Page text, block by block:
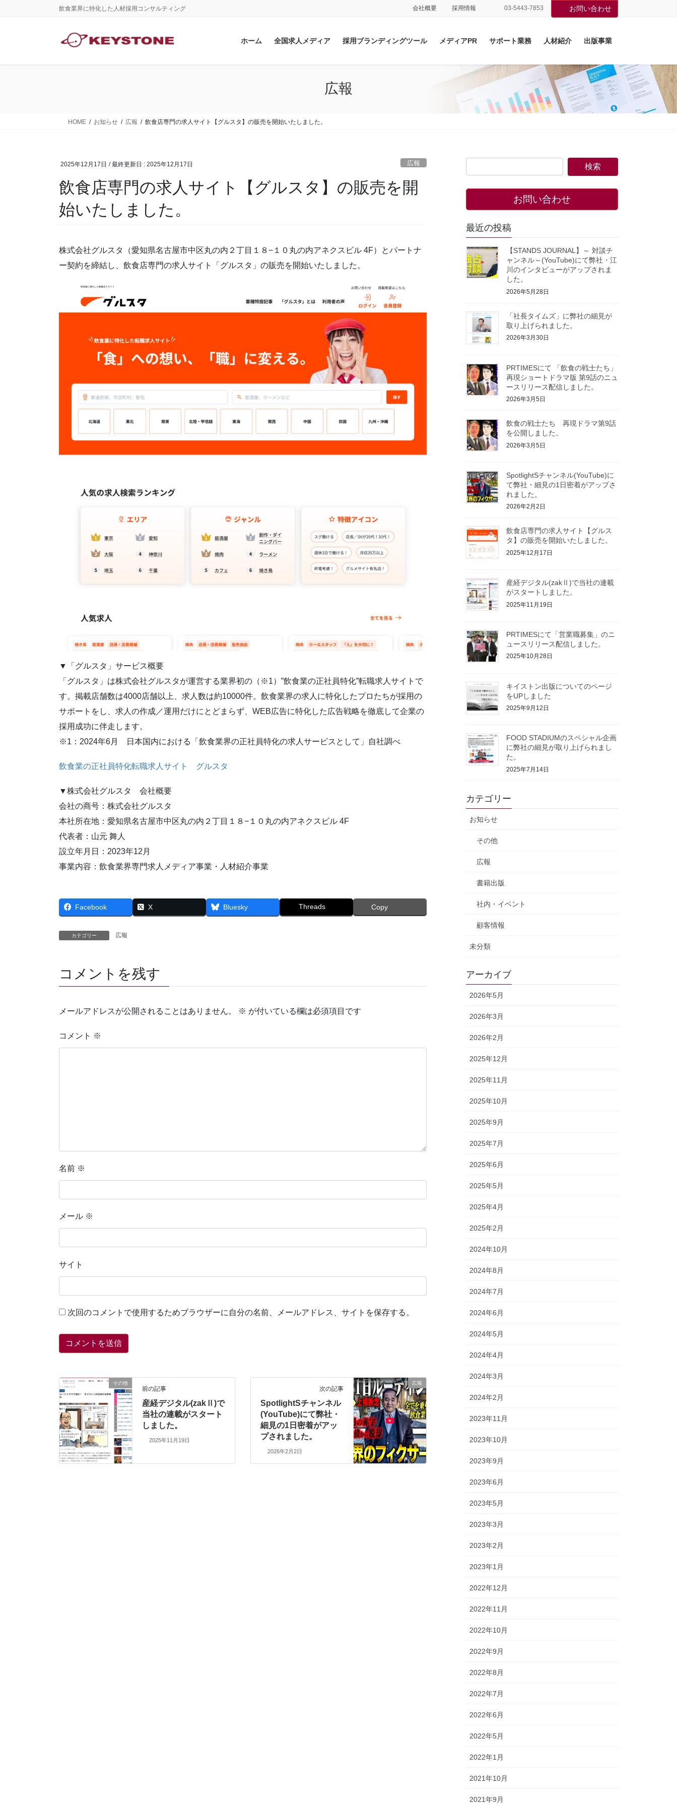
飲食業界に特化した人材採用コンサルティング 会社概要 採用情報 03-5443-7853 お問い合わせ
ホーム 全国求人メディア 採用ブランディングツール メディアPR サポート業務 人材紹介 出版事業
広報
HOME お知らせ 広報 飲食店専門の求人サイト【グルスタ】の販売を開始いたしました。
2025年12月17日 / 最終更新日 : 2025年12月17日 広報
飲食店専門の求人サイト【グルスタ】の販売を開
始いたしました。
株式会社グルスタ（愛知県名古屋市中区丸の内２丁目１８−１０丸の内アネクスビル 4F）とパートナ
ー契約を締結し、飲食店専門の求人サイト「グルスタ」の販売を開始いたしました。
▼「グルスタ」サービス概要
「グルスタ」は株式会社グルスタが運営する業界初の（※1）”飲食業の正社員特化”転職求人サイトで
す。掲載店舗数は4000店舗以上、求人数は約10000件。飲食業界の求人に特化したプロたちが採用の
サポートをし、求人の作成／運用だけにとどまらず、WEB広告に特化した広告戦略を徹底して企業の
採用成功に伴走します。
※1：2024年6月 日本国内における「飲食業界の正社員特化の求人サービスとして」自社調べ
飲食業の正社員特化転職求人サイト グルスタ
▼株式会社グルスタ 会社概要
会社の商号：株式会社グルスタ
本社所在地：愛知県名古屋市中区丸の内２丁目１８−１０丸の内アネクスビル 4F
代表者：山元 舞人
設立年月日：2023年12月
事業内容：飲食業界専門求人メディア事業・人材紹介事業
Facebook X Bluesky Threads Copy
カテゴリー 広報
コメントを残す
メールアドレスが公開されることはありません。 ※ が付いている欄は必須項目です
コメント ※
名前 ※
メール ※
サイト
次回のコメントで使用するためブラウザーに自分の名前、メールアドレス、サイトを保存する。
その他
前の記事
産経デジタル(zakⅡ)で
当社の連載がスタート
しました。
2025年11月19日
広報
次の記事
SpotlightSチャンネル
(YouTube)にて弊社・
細見の1日密着がアッ
プされました。
2026年2月2日
お問い合わせ
最近の投稿
【STANDS JOURNAL】～ 対談チ
ャンネル～(YouTube)にて弊社・江
川のインタビューがアップされま
した。
2026年5月28日
「社長タイムズ」に弊社の細見が
取り上げられました。
2026年3月30日
PRTIMESにて 「飲食の戦士たち」
再現ショートドラマ版 第9話のニュ
ースリリース配信しました。
2026年3月5日
飲食の戦士たち 再現ドラマ第9話
を公開しました。
2026年3月5日
SpotlightSチャンネル(YouTube)に
て弊社・細見の1日密着がアップさ
れました。
2026年2月2日
飲食店専門の求人サイト【グルス
タ】の販売を開始いたしました。
2025年12月17日
産経デジタル(zakⅡ)で当社の連載
がスタートしました。
2025年11月19日
PRTIMESにて「営業職募集」のニ
ュースリリース配信しました。
2025年10月28日
キイストン出版についてのページ
をUPしました
2025年9月12日
FOOD STADIUMのスペシャル企画
に弊社の細見が取り上げられまし
た。
2025年7月14日
カテゴリー
お知らせ
その他
広報
書籍出版
社内・イベント
顧客情報
未分類
アーカイブ
2026年5月
2026年3月
2026年2月
2025年12月
2025年11月
2025年10月
2025年9月
2025年7月
2025年6月
2025年5月
2025年4月
2025年2月
2024年10月
2024年8月
2024年7月
2024年6月
2024年5月
2024年4月
2024年3月
2024年2月
2023年11月
2023年10月
2023年9月
2023年6月
2023年5月
2023年3月
2023年2月
2023年1月
2022年12月
2022年11月
2022年10月
2022年9月
2022年8月
2022年7月
2022年6月
2022年5月
2022年1月
2021年10月
2021年9月